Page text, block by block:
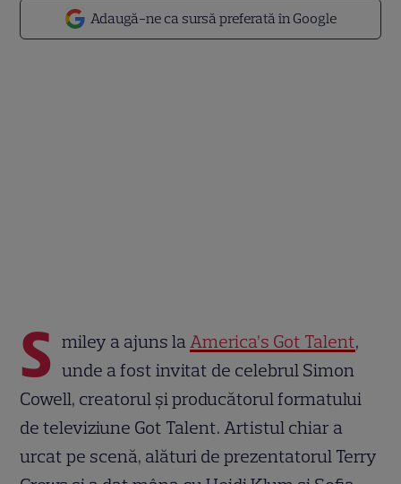
Adaugă-ne ca sursă preferată în Google
S miley a ajuns la America’s Got Talent,
unde a fost invitat de celebrul Simon
Cowell, creatorul și producătorul formatului
de televiziune Got Talent. Artistul chiar a
urcat pe scenă, alături de prezentatorul Terry